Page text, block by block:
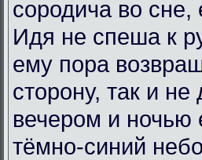
сородича во сне,
Идя не спеша к
ему пора
сторону, так и
вечером и ночью
тёмно-синий